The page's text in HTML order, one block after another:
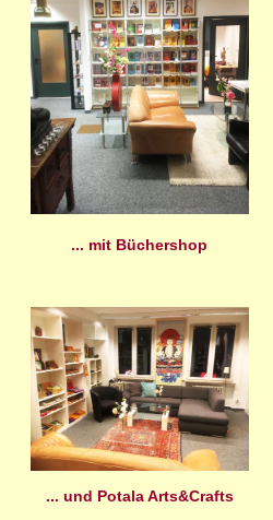
... mit Büchershop
... und Potala Arts&Crafts